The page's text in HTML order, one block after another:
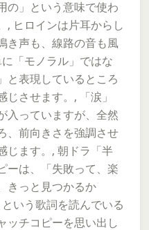
の」という意味で使わ
, ヒロインは片耳からし
き声も、線路の音も風
「モノラル」ではな
と表現しているところ
させます。, 「涙」
入っていますが、全然
、前向きさを強調させ
じます。, 朝ドラ「半
ーは、「失敗って、楽
きっと見つかるか
いう歌詞を読んでいる
ッチコピーを思い出し